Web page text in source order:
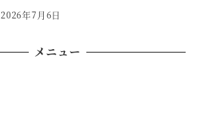
2026年7月6日
メニュー